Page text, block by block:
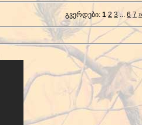
გვერდები: 1 2 3 ... 6 7 »